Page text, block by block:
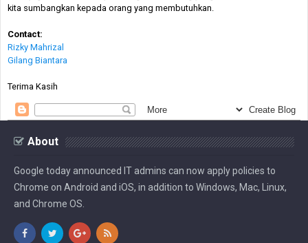
kita sumbangkan kepada orang yang membutuhkan.
Contact:
Rizky Mahrizal
Gilang Biantara
Terima Kasih
About
Google today announced IT admins can now apply policies to
Chrome on Android and iOS, in addition to Windows, Mac, Linux,
and Chrome OS.